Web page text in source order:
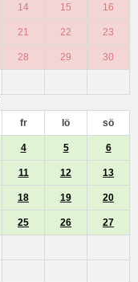
14 15 16
21 22 23
28 29 30
fr lö sö
4 5 6
11 12 13
18 19 20
25 26 27